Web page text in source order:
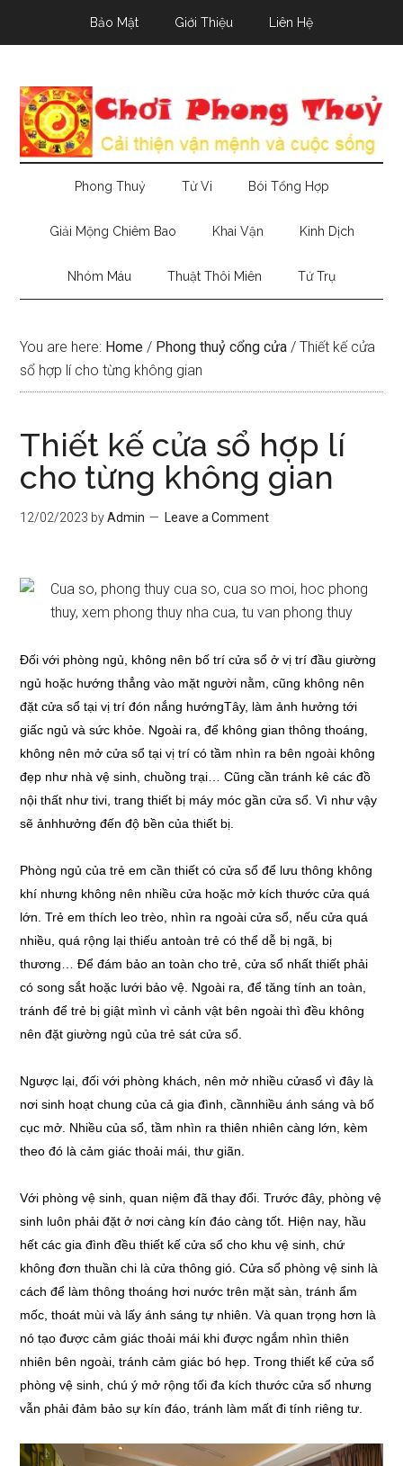
Bảo Mật Giới Thiệu Liên Hệ
Phong Thuỷ Tử Vi Bói Tổng Hợp
Giải Mộng Chiêm Bao Khai Vận Kinh Dịch
Nhóm Máu Thuật Thôi Miên Tứ Trụ
You are here: Home / Phong thuỷ cổng cửa / Thiết kế cửa
sổ hợp lí cho từng không gian
Thiết kế cửa sổ hợp lí
cho từng không gian
12/02/2023 byAdmin Leave a Comment
Đối với phòng ngủ, không nên bố trí cửa sổ ở vị trí đầu giường
ngủ hoặc hướng thẳng vào mặt người nằm, cũng không nên
đặt cửa sổ tại vị trí đón nắng hướngTây, làm ảnh hưởng tới
giấc ngủ và sức khỏe. Ngoài ra, để không gian thông thoáng,
không nên mở cửa sổ tại vị trí có tầm nhìn ra bên ngoài không
đẹp như nhà vệ sinh, chuồng trại… Cũng cần tránh kê các đồ
nội thất như tivi, trang thiết bị máy móc gần cửa sổ. Vì như vậy
sẽ ảnhhưởng đến độ bền của thiết bị.
Phòng ngủ của trẻ em cần thiết có cửa sổ để lưu thông không
khí nhưng không nên nhiều cửa hoặc mở kích thước cửa quá
lớn. Trẻ em thích leo trèo, nhìn ra ngoài cửa sổ, nếu cửa quá
nhiều, quá rộng lại thiếu antoàn trẻ có thể dễ bị ngã, bị
thương… Để đám bảo an toàn cho trẻ, cửa sổ nhất thiết phải
có song sắt hoặc lưới bảo vệ. Ngoài ra, để tăng tính an toàn,
tránh để trẻ bị giật mình vì cảnh vật bên ngoài thì đều không
nên đặt giường ngủ của trẻ sát cửa sổ.
Ngược lại, đối với phòng khách, nên mở nhiều cửasổ vì đây là
nơi sinh hoạt chung của cả gia đình, cầnnhiều ánh sáng và bố
cục mở. Nhiều của sổ, tầm nhìn ra thiên nhiên càng lớn, kèm
theo đó là cảm giác thoải mái, thư giãn.
Với phòng vệ sinh, quan niệm đã thay đổi. Trước đây, phòng vệ
sinh luôn phải đặt ở nơi càng kín đáo càng tốt. Hiện nay, hầu
hết các gia đình đều thiết kế cửa sổ cho khu vệ sinh, chứ
không đơn thuần chi là cửa thông gió. Cửa sổ phòng vệ sinh là
cách để làm thông thoáng hơi nước trên mặt sàn, tránh ẩm
mốc, thoát mùi và lấy ánh sáng tự nhiên. Và quan trọng hơn là
nó tạo được cảm giác thoải mái khi được ngắm nhìn thiên
nhiên bên ngoài, tránh cảm giác bó hẹp. Trong thiết kế cửa sổ
phòng vệ sinh, chú ý mở rộng tối đa kích thước cửa sổ nhưng
vẫn phải đảm bảo sự kín đáo, tránh làm mất đi tính riêng tư.